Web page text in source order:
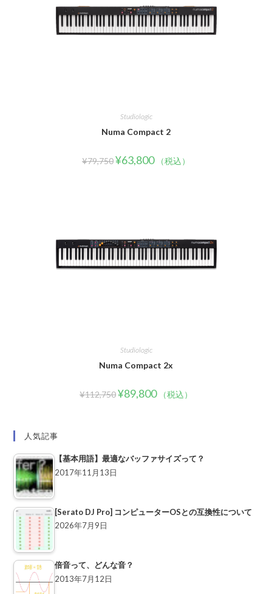
Studiologic
Numa Compact 2
¥79,750¥63,800 （税込）
Studiologic
Numa Compact 2x
¥112,750¥89,800 （税込）
人気記事
【基本用語】最適なバッファサイズって？
2017年11月13日
[Serato DJ Pro] コンピューターOSとの互換性について
2026年7月9日
倍音って、どんな音？
2013年7月12日